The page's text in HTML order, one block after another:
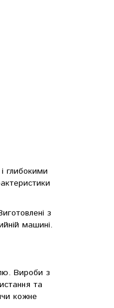
глибокими
з
машині.
Вироби з
та
кожне